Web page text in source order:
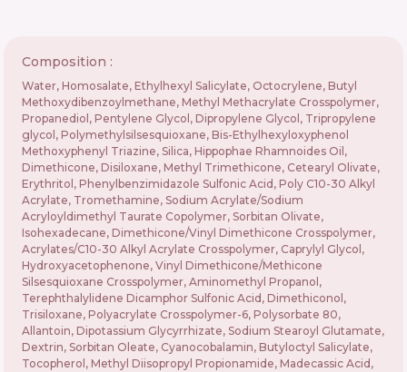
Composition :
Water, Homosalate, Ethylhexyl Salicylate, Octocrylene, Butyl
Methoxydibenzoylmethane, Methyl Methacrylate Crosspolymer,
Propanediol, Pentylene Glycol, Dipropylene Glycol, Tripropylene
glycol, Polymethylsilsesquioxane, Bis-Ethylhexyloxyphenol
Methoxyphenyl Triazine, Silica, Hippophae Rhamnoides Oil,
Dimethicone, Disiloxane, Methyl Trimethicone, Cetearyl Olivate,
Erythritol, Phenylbenzimidazole Sulfonic Acid, Poly C10-30 Alkyl
Acrylate, Tromethamine, Sodium Acrylate/Sodium
Acryloyldimethyl Taurate Copolymer, Sorbitan Olivate,
Isohexadecane, Dimethicone/Vinyl Dimethicone Crosspolymer,
Acrylates/C10-30 Alkyl Acrylate Crosspolymer, Caprylyl Glycol,
Hydroxyacetophenone, Vinyl Dimethicone/Methicone
Silsesquioxane Crosspolymer, Aminomethyl Propanol,
Terephthalylidene Dicamphor Sulfonic Acid, Dimethiconol,
Trisiloxane, Polyacrylate Crosspolymer-6, Polysorbate 80,
Allantoin, Dipotassium Glycyrrhizate, Sodium Stearoyl Glutamate,
Dextrin, Sorbitan Oleate, Cyanocobalamin, Butyloctyl Salicylate,
Tocopherol, Methyl Diisopropyl Propionamide, Madecassic Acid,